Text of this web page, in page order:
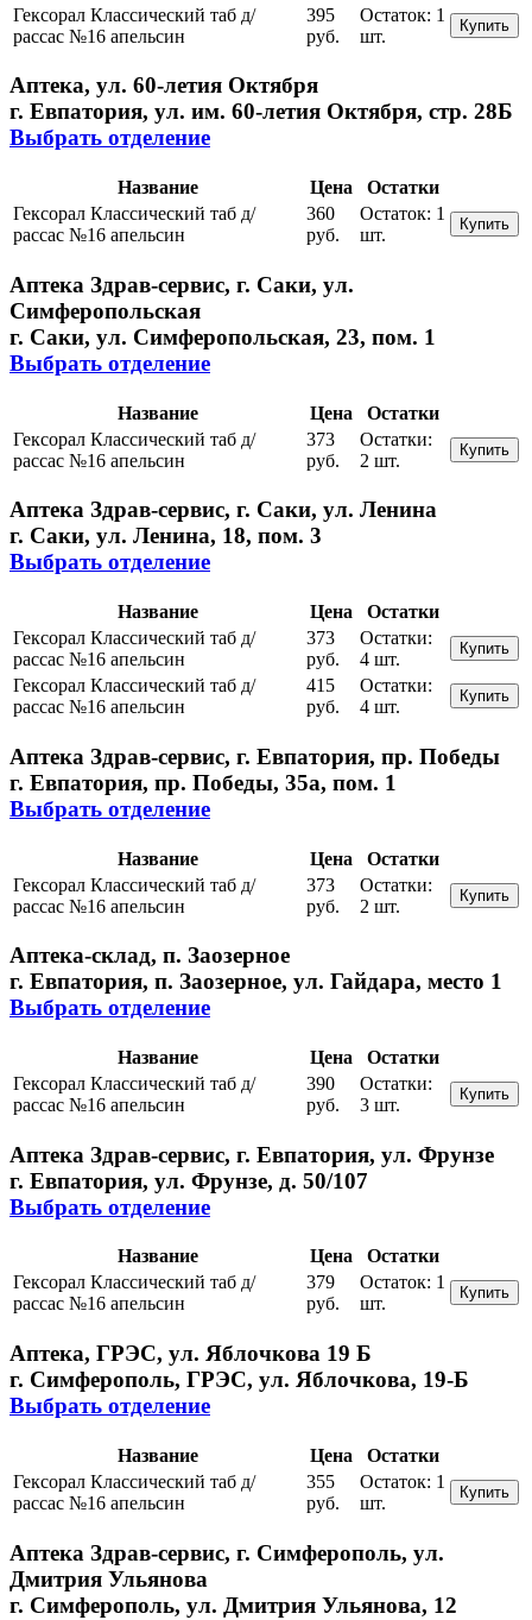
Гексорал Классический таб д/
рассас №16 апельсин
395
руб.
Остаток: 1
шт.
Купить
Аптека, ул. 60-летия Октября
г. Евпатория, ул. им. 60-летия Октября, стр. 28Б
Выбрать отделение
Название Цена
Остатки
Гексорал Классический таб д/
рассас №16 апельсин
360
руб.
Остаток: 1
шт.
Купить
Аптека Здрав-сервис, г. Саки, ул.
Симферопольская
г. Саки, ул. Симферопольская, 23, пом. 1
Выбрать отделение
Название Цена
Остатки
Гексорал Классический таб д/
рассас №16 апельсин
373
руб.
Остатки:
2 шт.
Купить
Аптека Здрав-сервис, г. Саки, ул. Ленина
г. Саки, ул. Ленина, 18, пом. 3
Выбрать отделение
Название Цена
Остатки
Гексорал Классический таб д/
рассас №16 апельсин
373
руб.
Остатки:
4 шт.
Купить
Гексорал Классический таб д/
рассас №16 апельсин
415
руб.
Остатки:
4 шт.
Купить
Аптека Здрав-сервис, г. Евпатория, пр. Победы
г. Евпатория, пр. Победы, 35а, пом. 1
Выбрать отделение
Название Цена
Остатки
Гексорал Классический таб д/
рассас №16 апельсин
373
руб.
Остатки:
2 шт.
Купить
Аптека-склад, п. Заозерное
г. Евпатория, п. Заозерное, ул. Гайдара, место 1
Выбрать отделение
Название Цена
Остатки
Гексорал Классический таб д/
рассас №16 апельсин
390
руб.
Остатки:
3 шт.
Купить
Аптека Здрав-сервис, г. Евпатория, ул. Фрунзе
г. Евпатория, ул. Фрунзе, д. 50/107
Выбрать отделение
Название Цена
Остатки
Гексорал Классический таб д/
рассас №16 апельсин
379
руб.
Остаток: 1
шт.
Купить
Аптека, ГРЭС, ул. Яблочкова 19 Б
г. Симферополь, ГРЭС, ул. Яблочкова, 19-Б
Выбрать отделение
Название Цена
Остатки
Гексорал Классический таб д/
рассас №16 апельсин
355
руб.
Остаток: 1
шт.
Купить
Аптека Здрав-сервис, г. Симферополь, ул.
Дмитрия Ульянова
г. Симферополь, ул. Дмитрия Ульянова, 12